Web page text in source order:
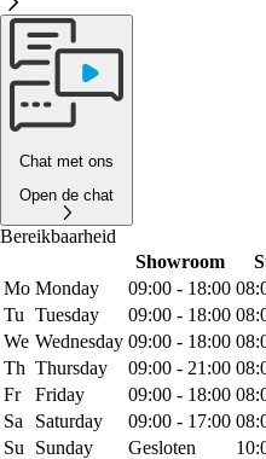
Chat met ons
Open de chat
Bereikbaarheid
Showroom
Mo Monday 09:00 - 18:00
Tu Tuesday 09:00 - 18:00
We Wednesday 09:00 - 18:00
Th Thursday 09:00 - 21:00
Fr
Friday 09:00 - 18:00
Sa
Saturday 09:00 - 17:00
Su
Sunday Gesloten